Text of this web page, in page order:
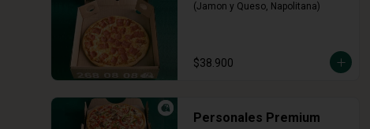
(Jamon y Queso, Napolitana)
$38.900
Personales Premium